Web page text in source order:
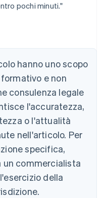
pochi minuti."
hanno uno scopo
e non
consulenza legale
l'accuratezza,
o l'attualità
nell'articolo. Per
specifica,
un commercialista
della